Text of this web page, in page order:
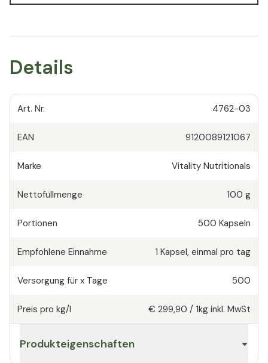
Details
Art. Nr. 4762-03
EAN 9120089121067
Marke Vitality Nutritionals
Nettofüllmenge 100 g
Portionen 500 Kapseln
Empfohlene Einnahme 1 Kapsel, einmal pro tag
Versorgung für x Tage 500
Preis pro kg/l € 299,90 / 1kg inkl. MwSt
Produkteigenschaften